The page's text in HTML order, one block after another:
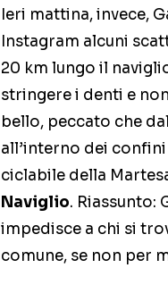
Ieri mattina, invece,
Instagram alcuni
20 km lungo il
stringere i denti e
bello, peccato che
all’interno dei
ciclabile della
Naviglio. Riassunto:
impedisce a chi si
comune, se non per